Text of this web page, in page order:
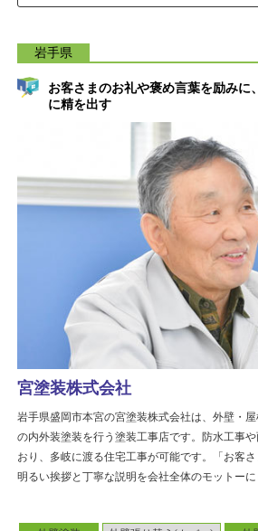
岩手県
お客さまのお礼や褒め言葉を励みに
に精を出す
宮塗装株式会社
岩手県盛岡市本宮の宮塗装株式会社は、外壁・
の内外装塗装を行う塗装工事店です。防水工事
おり、多岐に渡る住宅工事が可能です。「お客さ
明るい挨拶と丁寧な説明を会社全体のモットーに